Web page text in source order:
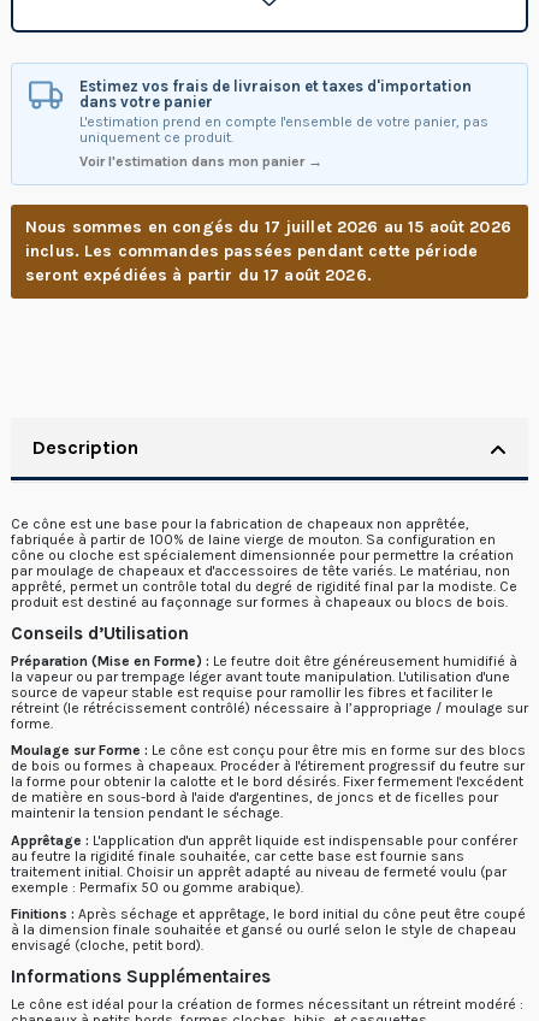
Estimez vos frais de livraison et taxes d'importation
dans votre panier
L'estimation prend en compte l'ensemble de votre panier, pas
uniquement ce produit.
Voir l'estimation dans mon panier →
Nous sommes en congés du 17 juillet 2026 au 15 août 2026
inclus. Les commandes passées pendant cette période
seront expédiées à partir du 17 août 2026.
Description
Ce cône est une base pour la fabrication de chapeaux non apprêtée,
fabriquée à partir de 100% de laine vierge de mouton. Sa configuration en
cône ou cloche est spécialement dimensionnée pour permettre la création
par moulage de chapeaux et d'accessoires de tête variés. Le matériau, non
apprêté, permet un contrôle total du degré de rigidité final par la modiste. Ce
produit est destiné au façonnage sur formes à chapeaux ou blocs de bois.
Conseils d’Utilisation
Préparation (Mise en Forme) : Le feutre doit être généreusement humidifié à
la vapeur ou par trempage léger avant toute manipulation. L'utilisation d'une
source de vapeur stable est requise pour ramollir les fibres et faciliter le
rétreint (le rétrécissement contrôlé) nécessaire à l’appropriage / moulage sur
forme.
Moulage sur Forme : Le cône est conçu pour être mis en forme sur des blocs
de bois ou formes à chapeaux. Procéder à l'étirement progressif du feutre sur
la forme pour obtenir la calotte et le bord désirés. Fixer fermement l'excédent
de matière en sous-bord à l'aide d'argentines, de joncs et de ficelles pour
maintenir la tension pendant le séchage.
Apprêtage : L'application d'un apprêt liquide est indispensable pour conférer
au feutre la rigidité finale souhaitée, car cette base est fournie sans
traitement initial. Choisir un apprêt adapté au niveau de fermeté voulu (par
exemple : Permafix 50 ou gomme arabique).
Finitions : Après séchage et apprêtage, le bord initial du cône peut être coupé
à la dimension finale souhaitée et gansé ou ourlé selon le style de chapeau
envisagé (cloche, petit bord).
Informations Supplémentaires
Le cône est idéal pour la création de formes nécessitant un rétreint modéré :